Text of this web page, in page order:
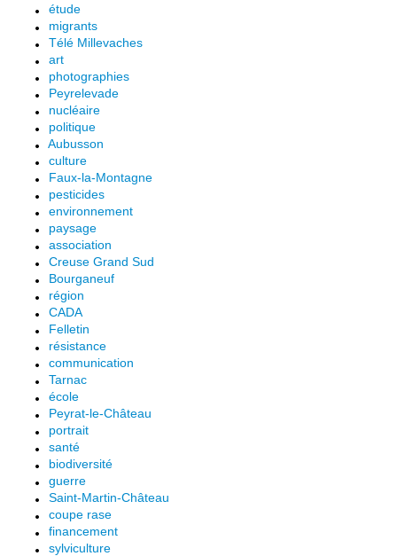
étude
migrants
Télé Millevaches
art
photographies
Peyrelevade
nucléaire
politique
Aubusson
culture
Faux-la-Montagne
pesticides
environnement
paysage
association
Creuse Grand Sud
Bourganeuf
région
CADA
Felletin
résistance
communication
Tarnac
école
Peyrat-le-Château
portrait
santé
biodiversité
guerre
Saint-Martin-Château
coupe rase
financement
sylviculture